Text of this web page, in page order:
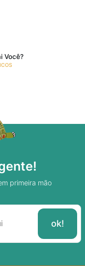
Você?
primeira mão